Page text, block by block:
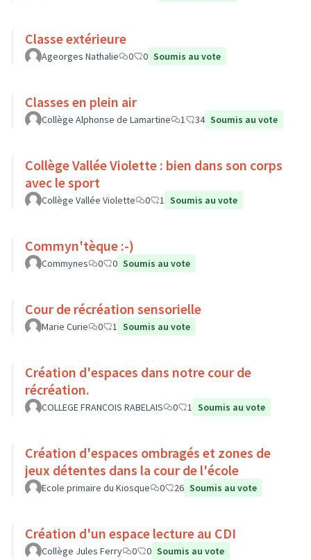
Classe extérieure
Ageorges Nathalie 0 0 Soumis au vote
Classes en plein air
Collège Alphonse de Lamartine 1 34 Soumis au vote
Collège Vallée Violette : bien dans son corps
avec le sport
Collège Vallée Violette 0 1 Soumis au vote
Commyn'tèque :-)
Commynes 0 0 Soumis au vote
Cour de récréation sensorielle
Marie Curie 0 1 Soumis au vote
Création d'espaces dans notre cour de
récréation.
COLLEGE FRANCOIS RABELAIS 0 1 Soumis au vote
Création d'espaces ombragés et zones de
jeux détentes dans la cour de l'école
Ecole primaire du Kiosque 0 26 Soumis au vote
Création d'un espace lecture au CDI
Collège Jules Ferry 0 0 Soumis au vote